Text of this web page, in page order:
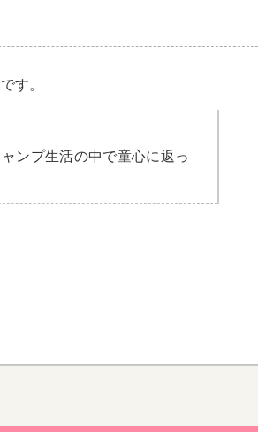
す。
ンプ生活の中で童心に返っ